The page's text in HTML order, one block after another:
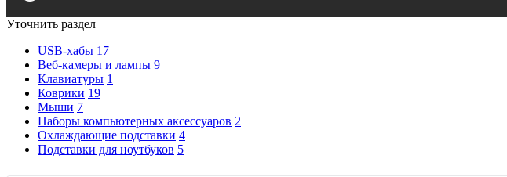
Уточнить раздел
USB-хабы 17
Веб-камеры и лампы 9
Клавиатуры 1
Коврики 19
Мыши 7
Наборы компьютерных аксессуаров 2
Охлаждающие подставки 4
Подставки для ноутбуков 5